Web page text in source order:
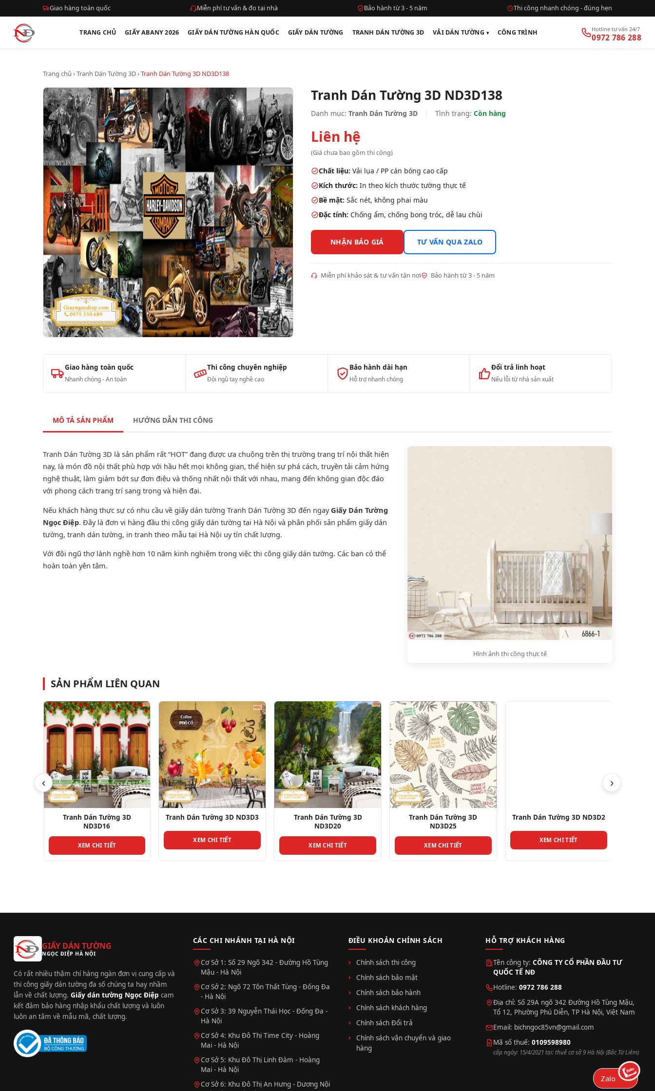
Giao hàng toàn quốc Miễn phí tư vấn & đo tại nhà Bảo hành từ 3 - 5 năm Thi công nhanh chóng - đúng hẹn
TRANG CHỦ GIẤY ABANY 2026 GIẤY DÁN TƯỜNG HÀN QUỐC GIẤY DÁN TƯỜNG TRANH DÁN TƯỜNG 3D VẢI DÁN TƯỜNG CÔNG TRÌNH Hotline tư vấn 24/7
0972 786 288
Trang chủ ›Tranh Dán Tường 3D›Tranh Dán Tường 3D ND3D138
Tranh Dán Tường 3D ND3D138
Danh mục: Tranh Dán Tường 3D Tình trạng: Còn hàng
Liên hệ
(Giá chưa bao gồm thi công)
Chất liệu: Vải lụa / PP cán bóng cao cấp
Kích thước: In theo kích thước tường thực tế
Bề mặt: Sắc nét, không phai màu
Đặc tính: Chống ẩm, chống bong tróc, dễ lau chùi
NHẬN BÁO GIÁ TƯ VẤN QUA ZALO
Miễn phí khảo sát & tư vấn tận nơi Bảo hành từ 3 - 5 năm
Giao hàng toàn quốc
Nhanh chóng - An toàn
Thi công chuyên nghiệp
Đội ngũ tay nghề cao
Bảo hành dài hạn
Hỗ trợ nhanh chóng
Đổi trả linh hoạt
Nếu lỗi từ nhà sản xuất
MÔ TẢ SẢN PHẨM HƯỚNG DẪN THI CÔNG
Tranh Dán Tường 3D là sản phẩm rất “HOT” đang được ưa chuộng trên thị trường trang trí nội thất hiện
nay, là món đồ nội thất phù hợp với hầu hết mọi không gian, thể hiện sự phá cách, truyền tải cảm hứng
nghệ thuật, làm giảm bớt sự đơn điệu và thống nhất nội thất với nhau, mang đến không gian độc đáo
với phong cách trang trí sang trọng và hiện đại.
Nếu khách hàng thực sự có nhu cầu về giấy dán tường Tranh Dán Tường 3D đến ngayGiấy Dán Tường
Ngọc Điệp. Đây là đơn vị hàng đầu thị công giấy dán tường tại Hà Nội và phân phối sản phẩm giấy dán
tường, tranh dán tường, in tranh theo mẫu tại Hà Nội uy tín chất lượng.
Với đội ngũ thợ lành nghề hơn 10 năm kinh nghiệm trong việc thi công giấy dán tường. Các bạn có thể
hoàn toàn yên tâm.
Hình ảnh thi công thực tế
SẢN PHẨM LIÊN QUAN
‹
Tranh Dán Tường 3D
ND3D16
XEM CHI TIẾT
Tranh Dán Tường 3D ND3D3
XEM CHI TIẾT
Tranh Dán Tường 3D
ND3D20
XEM CHI TIẾT
Tranh Dán Tường 3D
ND3D25
XEM CHI TIẾT
Tranh Dán Tường 3D ND3D2
XEM CHI TIẾT
›
GIẤY DÁN TƯỜNG
NGỌC ĐIỆP HÀ NỘI
Có rất nhiều thậm chí hàng ngàn đơn vị cung cấp và
thi công giấy dán tường đa số chúng ta hay nhầm
lẫn về chất lượng. Giấy dán tường Ngọc Điệp cam
kết đảm bảo hàng nhập khẩu chất lượng và luôn
luôn an tâm về mẫu mã, chất lượng.
CÁC CHI NHÁNH TẠI HÀ NỘI
Cơ Sở 1: Số 29 Ngõ 342 - Đường Hồ Tùng
Mậu - Hà Nội
Cơ Sở 2: Ngõ 72 Tôn Thất Tùng - Đống Đa
- Hà Nội
Cơ Sở 3: 39 Nguyễn Thái Học - Đống Đa -
Hà Nội
Cơ Sở 4: Khu Đô Thị Time City - Hoàng
Mai - Hà Nội
Cơ Sở 5: Khu Đô Thị Linh Đàm - Hoàng
Mai - Hà Nội
Cơ Sở 6: Khu Đô Thị An Hưng - Dương Nội
ĐIỀU KHOẢN CHÍNH SÁCH
Chính sách thi công
Chính sách bảo mật
Chính sách bảo hành
Chính sách khách hàng
Chính sách Đổi trả
Chính sách vận chuyển và giao
hàng
HỖ TRỢ KHÁCH HÀNG
Tên công ty:CÔNG TY CỔ PHẦN ĐẦU TƯ
QUỐC TẾ NĐ
Hotline:0972 786 288
Địa chỉ: Số 29A ngõ 342 Đường Hồ Tùng Mậu,
Tổ 12, Phường Phú Diễn, TP Hà Nội, Việt Nam
Email: bichngoc85vn@gmail.com
Mã số thuế:0109598980
cấp ngày: 15/4/2021 tại: thuế cơ sở 9 Hà Nội (Bắc Từ Liêm)
Zalo